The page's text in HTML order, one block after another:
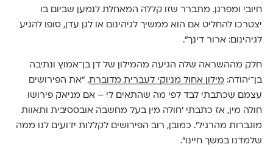
חיובי ומפרגן. מתברר שזו קללה המאחלת לנמען שביום בו
יצטרכו להחליט אם הוא ממשיך לגיהינום או לגן עדן, סופו להגיע
לגיהינום: ארור דינך".
חלק מההשראה שלה הגיעה מהמילון של דן בן־אמוץ ונתיבה
בן־יהודה: מילון אחול מניוקי לעברית מדוברת. "את הפירושים
עצמם שִכתבתי לבד לפי מה שהתאים לי – אם מניאק פירושו
חולה מין, אז כתבתי 'חולה מין בעל מחשבה אובססיבית ותאוות
מוגברות מהרגיל'. כמובן, רוב הפירושים לקללות ידועים לנו ממה
שלמדנו במשך חיינו".